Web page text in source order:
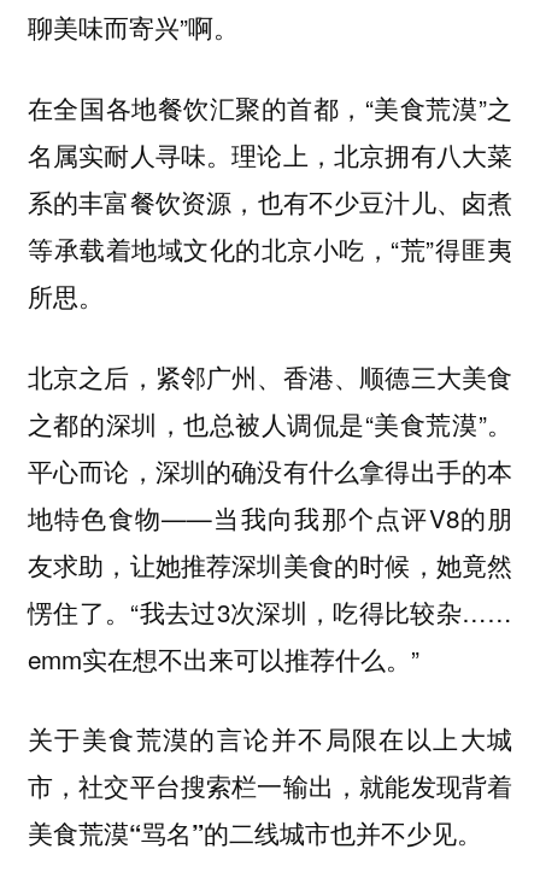
聊美味而寄兴”啊。
在全国各地餐饮汇聚的首都，“美食荒漠”之
名属实耐人寻味。理论上，北京拥有八大菜
系的丰富餐饮资源，也有不少豆汁儿、卤煮
等承载着地域文化的北京小吃 ，“荒”得匪夷
所思。
北京之后，紧邻广州、香港、顺德三大美食
之都的深圳，也总被人调侃是“美食荒漠”。
平心而论，深圳的确没有什么拿得出手的本
地特色食物——当我向我那个点评V8的朋
友求助，让她推荐深圳美食的时候，她竟然
愣住了。“我去过3次深圳，吃得比较杂……
emm实在想不出来可以推荐什么。”
关于美食荒漠的言论并不局限在以上大城
市，社交平台搜索栏一输出，就能发现背着
美食荒漠“骂名”的二线城市也并不少见。